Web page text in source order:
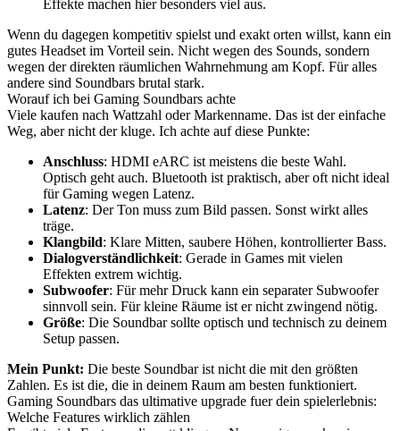
Effekte machen hier besonders viel aus.
Wenn du dagegen kompetitiv spielst und exakt orten willst, kann ein
gutes Headset im Vorteil sein. Nicht wegen des Sounds, sondern
wegen der direkten räumlichen Wahrnehmung am Kopf. Für alles
andere sind Soundbars brutal stark.
Worauf ich bei Gaming Soundbars achte
Viele kaufen nach Wattzahl oder Markenname. Das ist der einfache
Weg, aber nicht der kluge. Ich achte auf diese Punkte:
Anschluss: HDMI eARC ist meistens die beste Wahl.
Optisch geht auch. Bluetooth ist praktisch, aber oft nicht ideal
für Gaming wegen Latenz.
Latenz: Der Ton muss zum Bild passen. Sonst wirkt alles
träge.
Klangbild: Klare Mitten, saubere Höhen, kontrollierter Bass.
Dialogverständlichkeit: Gerade in Games mit vielen
Effekten extrem wichtig.
Subwoofer: Für mehr Druck kann ein separater Subwoofer
sinnvoll sein. Für kleine Räume ist er nicht zwingend nötig.
Größe: Die Soundbar sollte optisch und technisch zu deinem
Setup passen.
Mein Punkt: Die beste Soundbar ist nicht die mit den größten
Zahlen. Es ist die, die in deinem Raum am besten funktioniert.
Gaming Soundbars das ultimative upgrade fuer dein spielerlebnis:
Welche Features wirklich zählen